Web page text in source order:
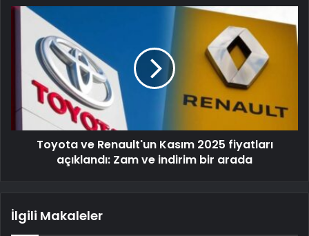
Toyota ve Renault'un Kasım 2025 fiyatları
açıklandı: Zam ve indirim bir arada
İlgili Makaleler